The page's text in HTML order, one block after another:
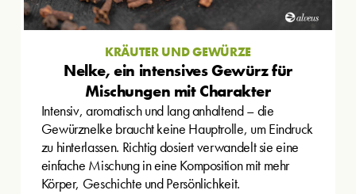
KRÄUTER UND GEWÜRZE
Nelke, ein intensives Gewürz für
Mischungen mit Charakter
Intensiv, aromatisch und lang anhaltend – die
Gewürznelke braucht keine Hauptrolle, um Eindruck
zu hinterlassen. Richtig dosiert verwandelt sie eine
einfache Mischung in eine Komposition mit mehr
Körper, Geschichte und Persönlichkeit.